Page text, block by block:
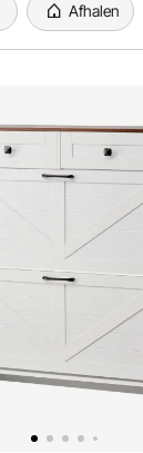
Afhalen